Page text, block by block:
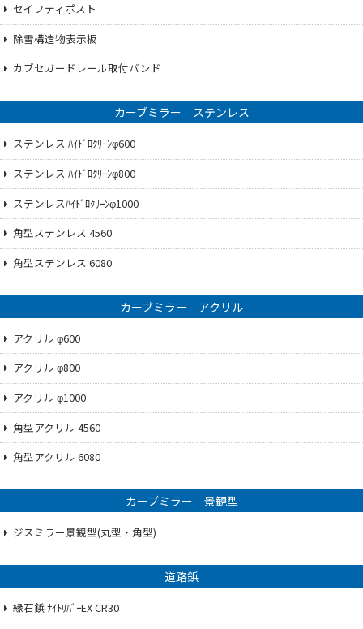
セイフティポスト
除雪構造物表示板
カブセガードレール取付バンド
カーブミラー ステンレス
ステンレス ﾊｲﾄﾞﾛｸﾘｰﾝφ600
ステンレス ﾊｲﾄﾞﾛｸﾘｰﾝφ800
ステンレスﾊｲﾄﾞﾛｸﾘｰﾝφ1000
角型ステンレス 4560
角型ステンレス 6080
カーブミラー アクリル
アクリル φ600
アクリル φ800
アクリル φ1000
角型アクリル 4560
角型アクリル 6080
カーブミラー 景観型
ジスミラー景観型(丸型・角型)
道路鋲
縁石鋲 ﾅｲﾄﾘﾊﾞｰEX CR30